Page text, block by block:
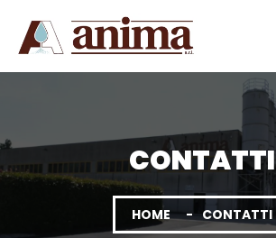
CONTATTI
HOME CONTATTI